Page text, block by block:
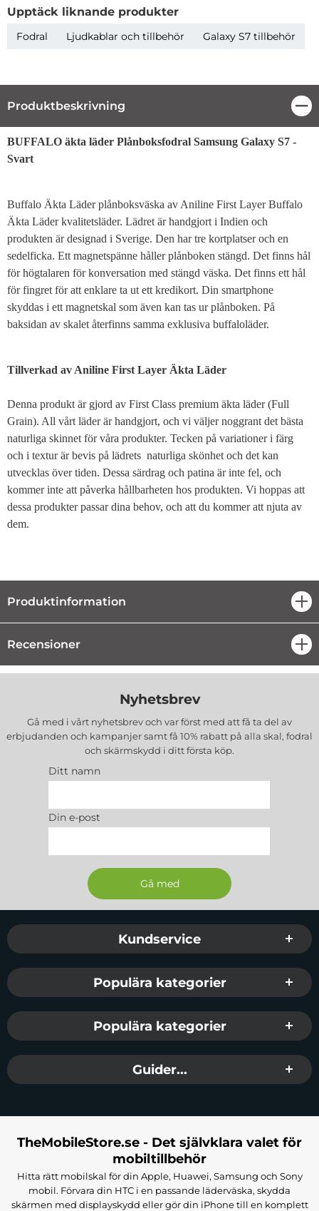
Upptäck liknande produkter
Fodral Ljudkablar och tillbehör Galaxy S7 tillbehör
Produktbeskrivning
Produktbeskrivning
BUFFALO äkta läder Plånboksfodral Samsung Galaxy S7 -
Svart
Buffalo Äkta Läder plånboksväska av Aniline First Layer Buffalo
Äkta Läder kvalitetsläder. Lädret är handgjort i Indien och
produkten är designad i Sverige. Den har tre kortplatser och en
sedelficka. Ett magnetspänne håller plånboken stängd. Det finns hål
för högtalaren för konversation med stängd väska. Det finns ett hål
för fingret för att enklare ta ut ett kredikort. Din smartphone
skyddas i ett magnetskal som även kan tas ur plånboken. På
baksidan av skalet återfinns samma exklusiva buffaloläder.
Tillverkad av Aniline First Layer Äkta Läder
Denna produkt är gjord av First Class premium äkta läder (Full
Grain). All vårt läder är handgjort, och vi väljer noggrant det bästa
naturliga skinnet för våra produkter. Tecken på variationer i färg
och i textur är bevis på lädrets naturliga skönhet och det kan
utvecklas över tiden. Dessa särdrag och patina är inte fel, och
kommer inte att påverka hållbarheten hos produkten. Vi hoppas att
dessa produkter passar dina behov, och att du kommer att njuta av
dem.
Produktinformation
Recensioner
Nyhetsbrev
Gå med i vårt nyhetsbrev och var först med att få ta del av
erbjudanden och kampanjer samt få 10% rabatt på alla skal, fodral
och skärmskydd i ditt första köp.
Ditt namn
Din e-post
Sidfot Blandad info och länkar
Kundservice
Populära kategorier
Populära kategorier
Guider...
TheMobileStore.se - Det självklara valet för
mobiltillbehör
Hitta rätt mobilskal för din Apple, Huawei, Samsung och Sony
mobil. Förvara din HTC i en passande läderväska, skydda
skärmen med displayskydd eller gör din iPhone till en komplett